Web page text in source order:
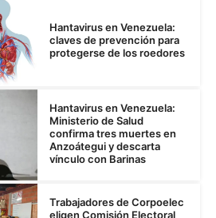
Hantavirus en Venezuela:
claves de prevención para
protegerse de los roedores
Hantavirus en Venezuela:
Ministerio de Salud
confirma tres muertes en
Anzoátegui y descarta
vínculo con Barinas
Trabajadores de Corpoelec
eligen Comisión Electoral